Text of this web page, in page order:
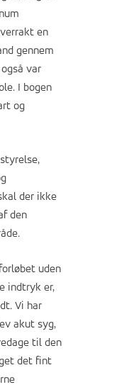
en
gennem
var
I bogen
og
der ikke
den
uden
indtryk er,
Vi har
akut syg,
til den
det fint